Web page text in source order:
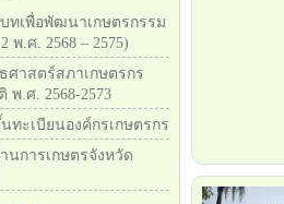
ทเพื่อพัฒนาเกษตรกรรม
พ.ศ. 2568 – 2575)
ศาสตร์สภาเกษตรกร
พ.ศ. 2568-2573
ทะเบียนองค์กรเกษตรกร
นการเกษตรจังหวัด